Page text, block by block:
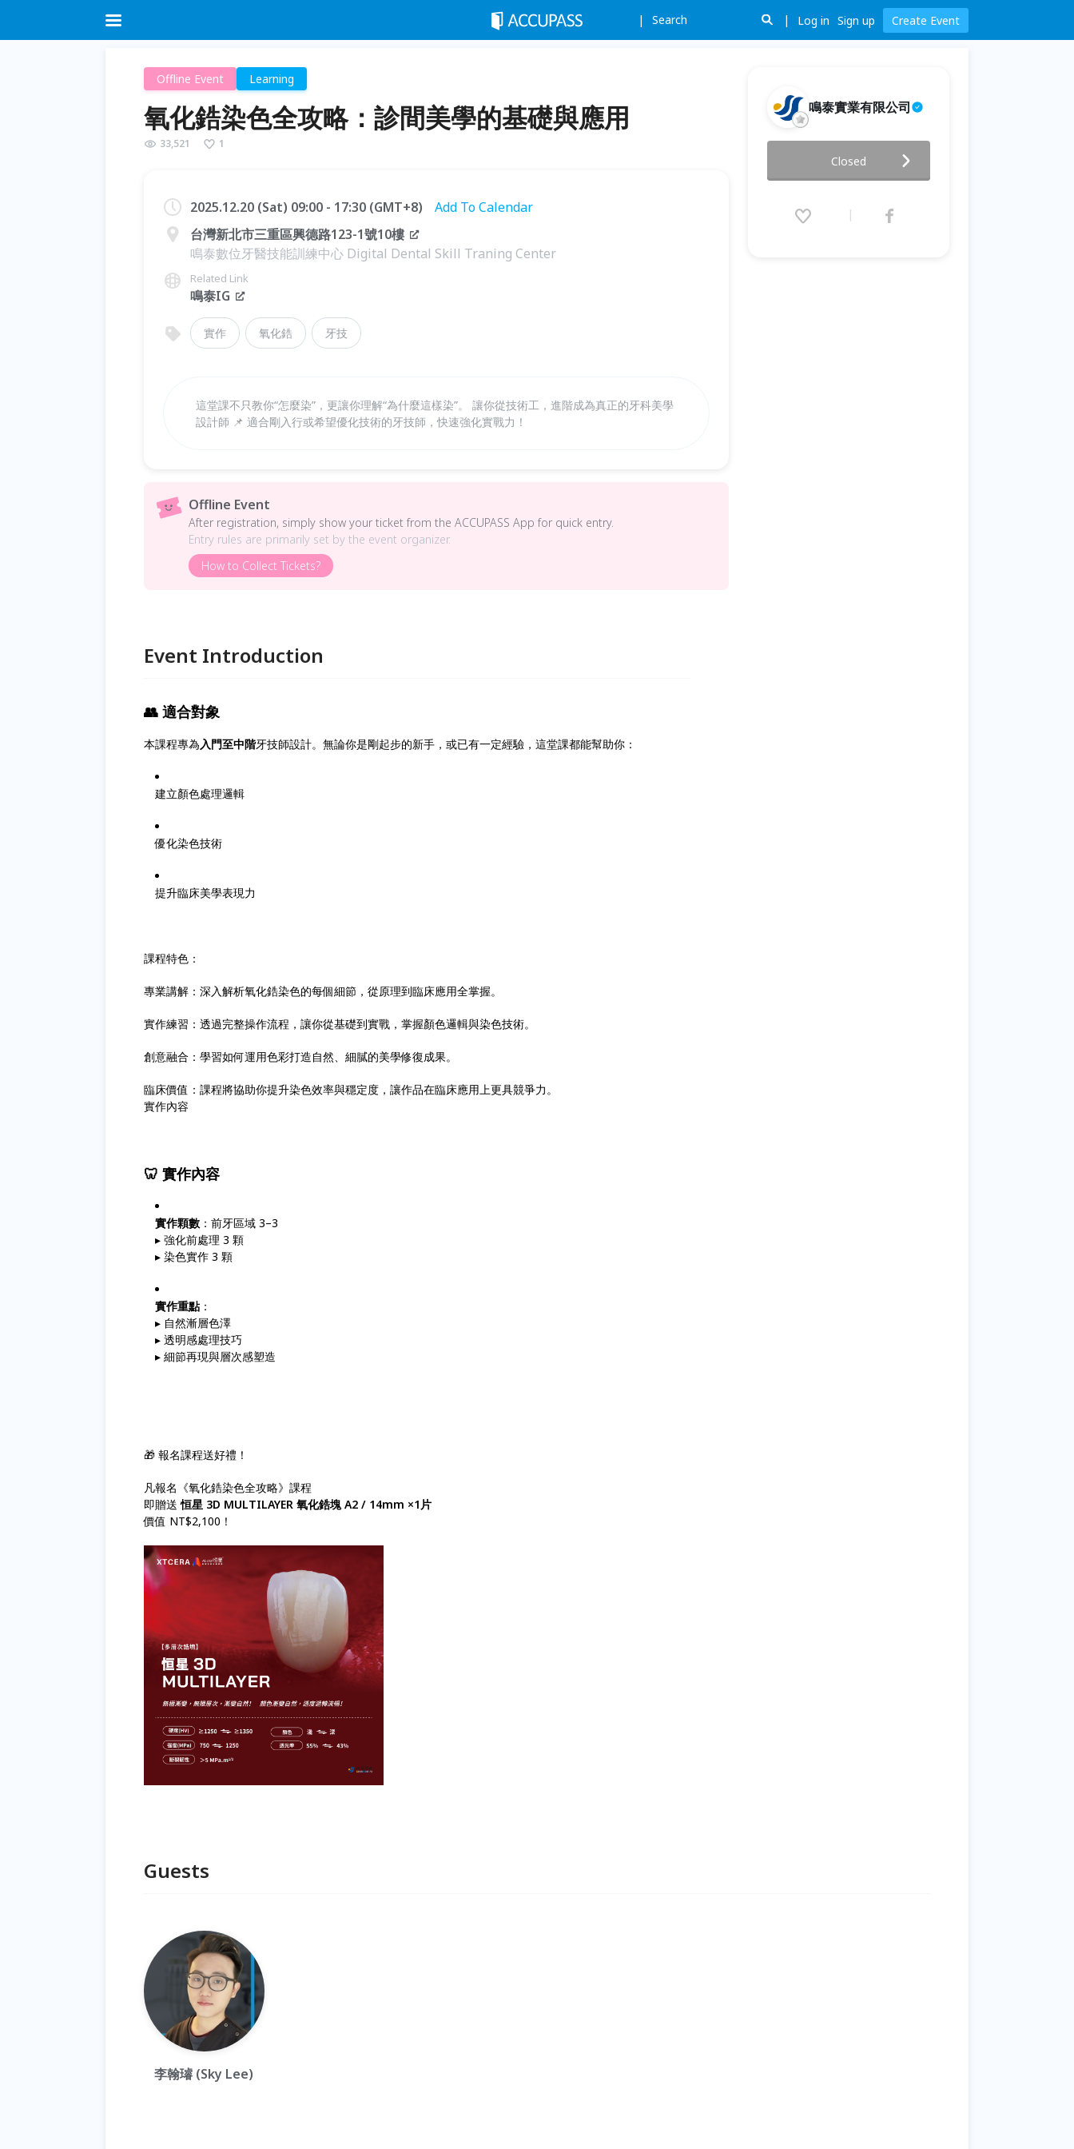
Search Log in Sign up Create Event
Offline Event Learning
氧化鋯染色全攻略：診間美學的基礎與應用
33,521 1
2025.12.20 (Sat) 09:00 - 17:30 (GMT+8)
Add To Calendar
台灣新北市三重區興德路123-1號10樓
鳴泰數位牙醫技能訓練中心 Digital Dental Skill Traning Center
Related Link
鳴泰IG
實作 氧化鋯 牙技
這堂課不只教你“怎麼染”，更讓你理解“為什麼這樣染”。 讓你從技術工，進階成為真正的牙科美學
設計師 📌 適合剛入行或希望優化技術的牙技師，快速強化實戰力！
Offline Event
After registration, simply show your ticket from the ACCUPASS App for quick entry.
Entry rules are primarily set by the event organizer.
How to Collect Tickets?
Event Introduction
👥 適合對象
本課程專為入門至中階牙技師設計。無論你是剛起步的新手，或已有一定經驗，這堂課都能幫助你：
建立顏色處理邏輯
優化染色技術
提升臨床美學表現力
課程特色：
專業講解：深入解析氧化鋯染色的每個細節，從原理到臨床應用全掌握。
實作練習：透過完整操作流程，讓你從基礎到實戰，掌握顏色邏輯與染色技術。
創意融合：學習如何運用色彩打造自然、細膩的美學修復成果。
臨床價值：課程將協助你提升染色效率與穩定度，讓作品在臨床應用上更具競爭力。
實作內容
🦷 實作內容
實作顆數 ：前牙區域 3–3
▸ 強化前處理 3 顆
▸ 染色實作 3 顆
實作重點：
▸ 自然漸層色澤
▸ 透明感處理技巧
▸ 細節再現與層次感塑造
🎁 報名課程送好禮！
凡報名《氧化鋯染色全攻略》課程
即贈送恒星 3D MULTILAYER 氧化鋯塊 A2 / 14mm ×1片
價值 NT$2,100！
鳴泰實業有限公司
2025.12.20 (Sat) 09:00 - 17:30
Closed
Guests
李翰璿 (Sky Lee)